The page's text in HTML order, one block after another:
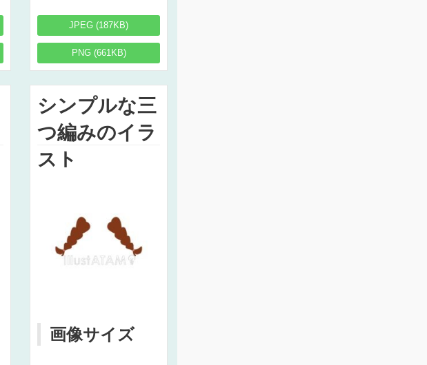
JPEG (187KB)
PNG (661KB)
シンプルな三
つ編みのイラ
スト
画像サイズ